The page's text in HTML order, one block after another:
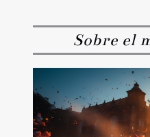
Sobre el